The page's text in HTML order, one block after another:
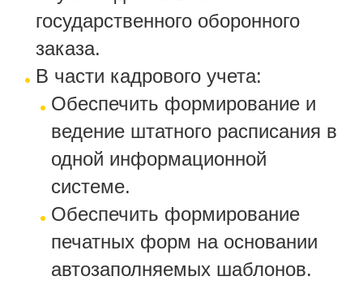
государственного оборонного
заказа.
В части кадрового учета:
Обеспечить формирование и
ведение штатного расписания в
одной информационной
системе.
Обеспечить формирование
печатных форм на основании
автозаполняемых шаблонов.